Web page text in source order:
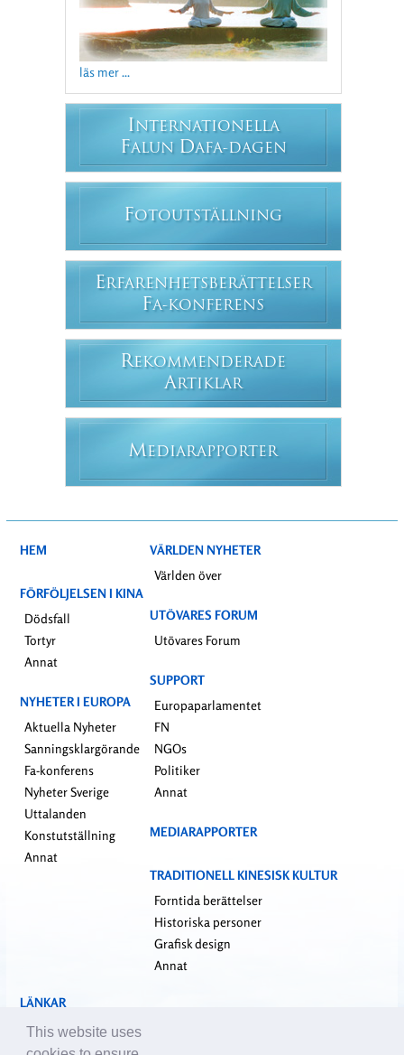
läs mer ...
INTERNATIONELLA
FALUN DAFA-DAGEN
FOTOUTSTÄLLNING
ERFARENHETSBERÄTTELSER
FA-KONFERENS
REKOMMENDERADE
ARTIKLAR
MEDIARAPPORTER
HEM
FÖRFÖLJELSEN I KINA
Dödsfall
Tortyr
Annat
NYHETER I EUROPA
Aktuella Nyheter
Sanningsklargörande
Fa-konferens
Nyheter Sverige
Uttalanden
Konstutställning
Annat
VÄRLDEN NYHETER
Världen över
UTÖVARES FORUM
Utövares Forum
SUPPORT
Europaparlamentet
FN
NGOs
Politiker
Annat
MEDIARAPPORTER
TRADITIONELL KINESISK KULTUR
Forntida berättelser
Historiska personer
Grafisk design
Annat
LÄNKAR
falundafa.org
faluninfo.net
This website uses